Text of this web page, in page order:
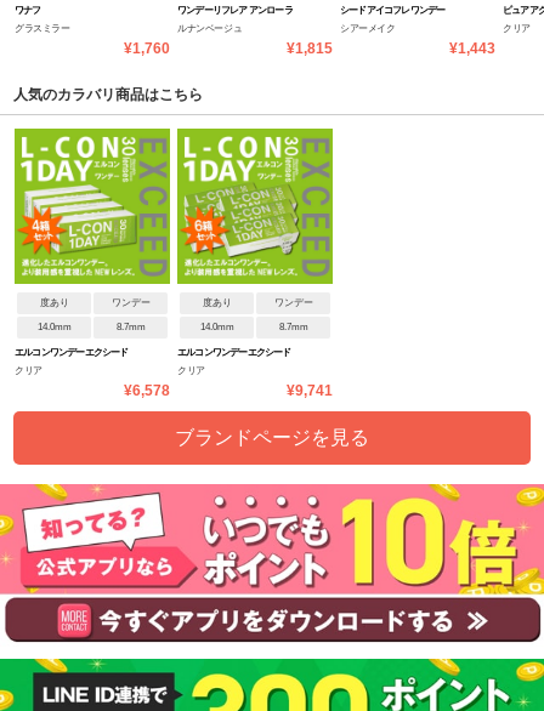
ワナフ
グラスミラー
¥1,760
ワンデーリフレア アンローラ
ルナンベージュ
¥1,815
シードアイコフレワンデー
シアーメイク
¥1,443
ピュアア
クリア
人気のカラバリ商品はこちら
度あり ワンデー
14.0mm 8.7mm
エルコンワンデーエクシード
クリア
¥6,578
度あり ワンデー
14.0mm 8.7mm
エルコンワンデーエクシード
クリア
¥9,741
ブランドページを見る